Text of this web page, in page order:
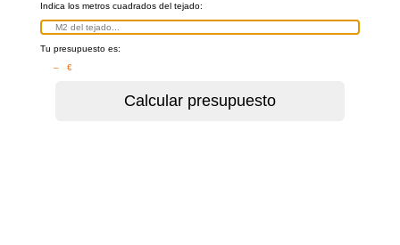
Indica los metros cuadrados del tejado:
Tu presupuesto es:
– €